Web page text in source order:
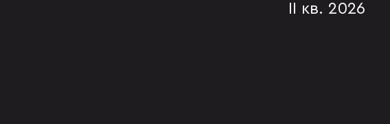
II кв. 2026